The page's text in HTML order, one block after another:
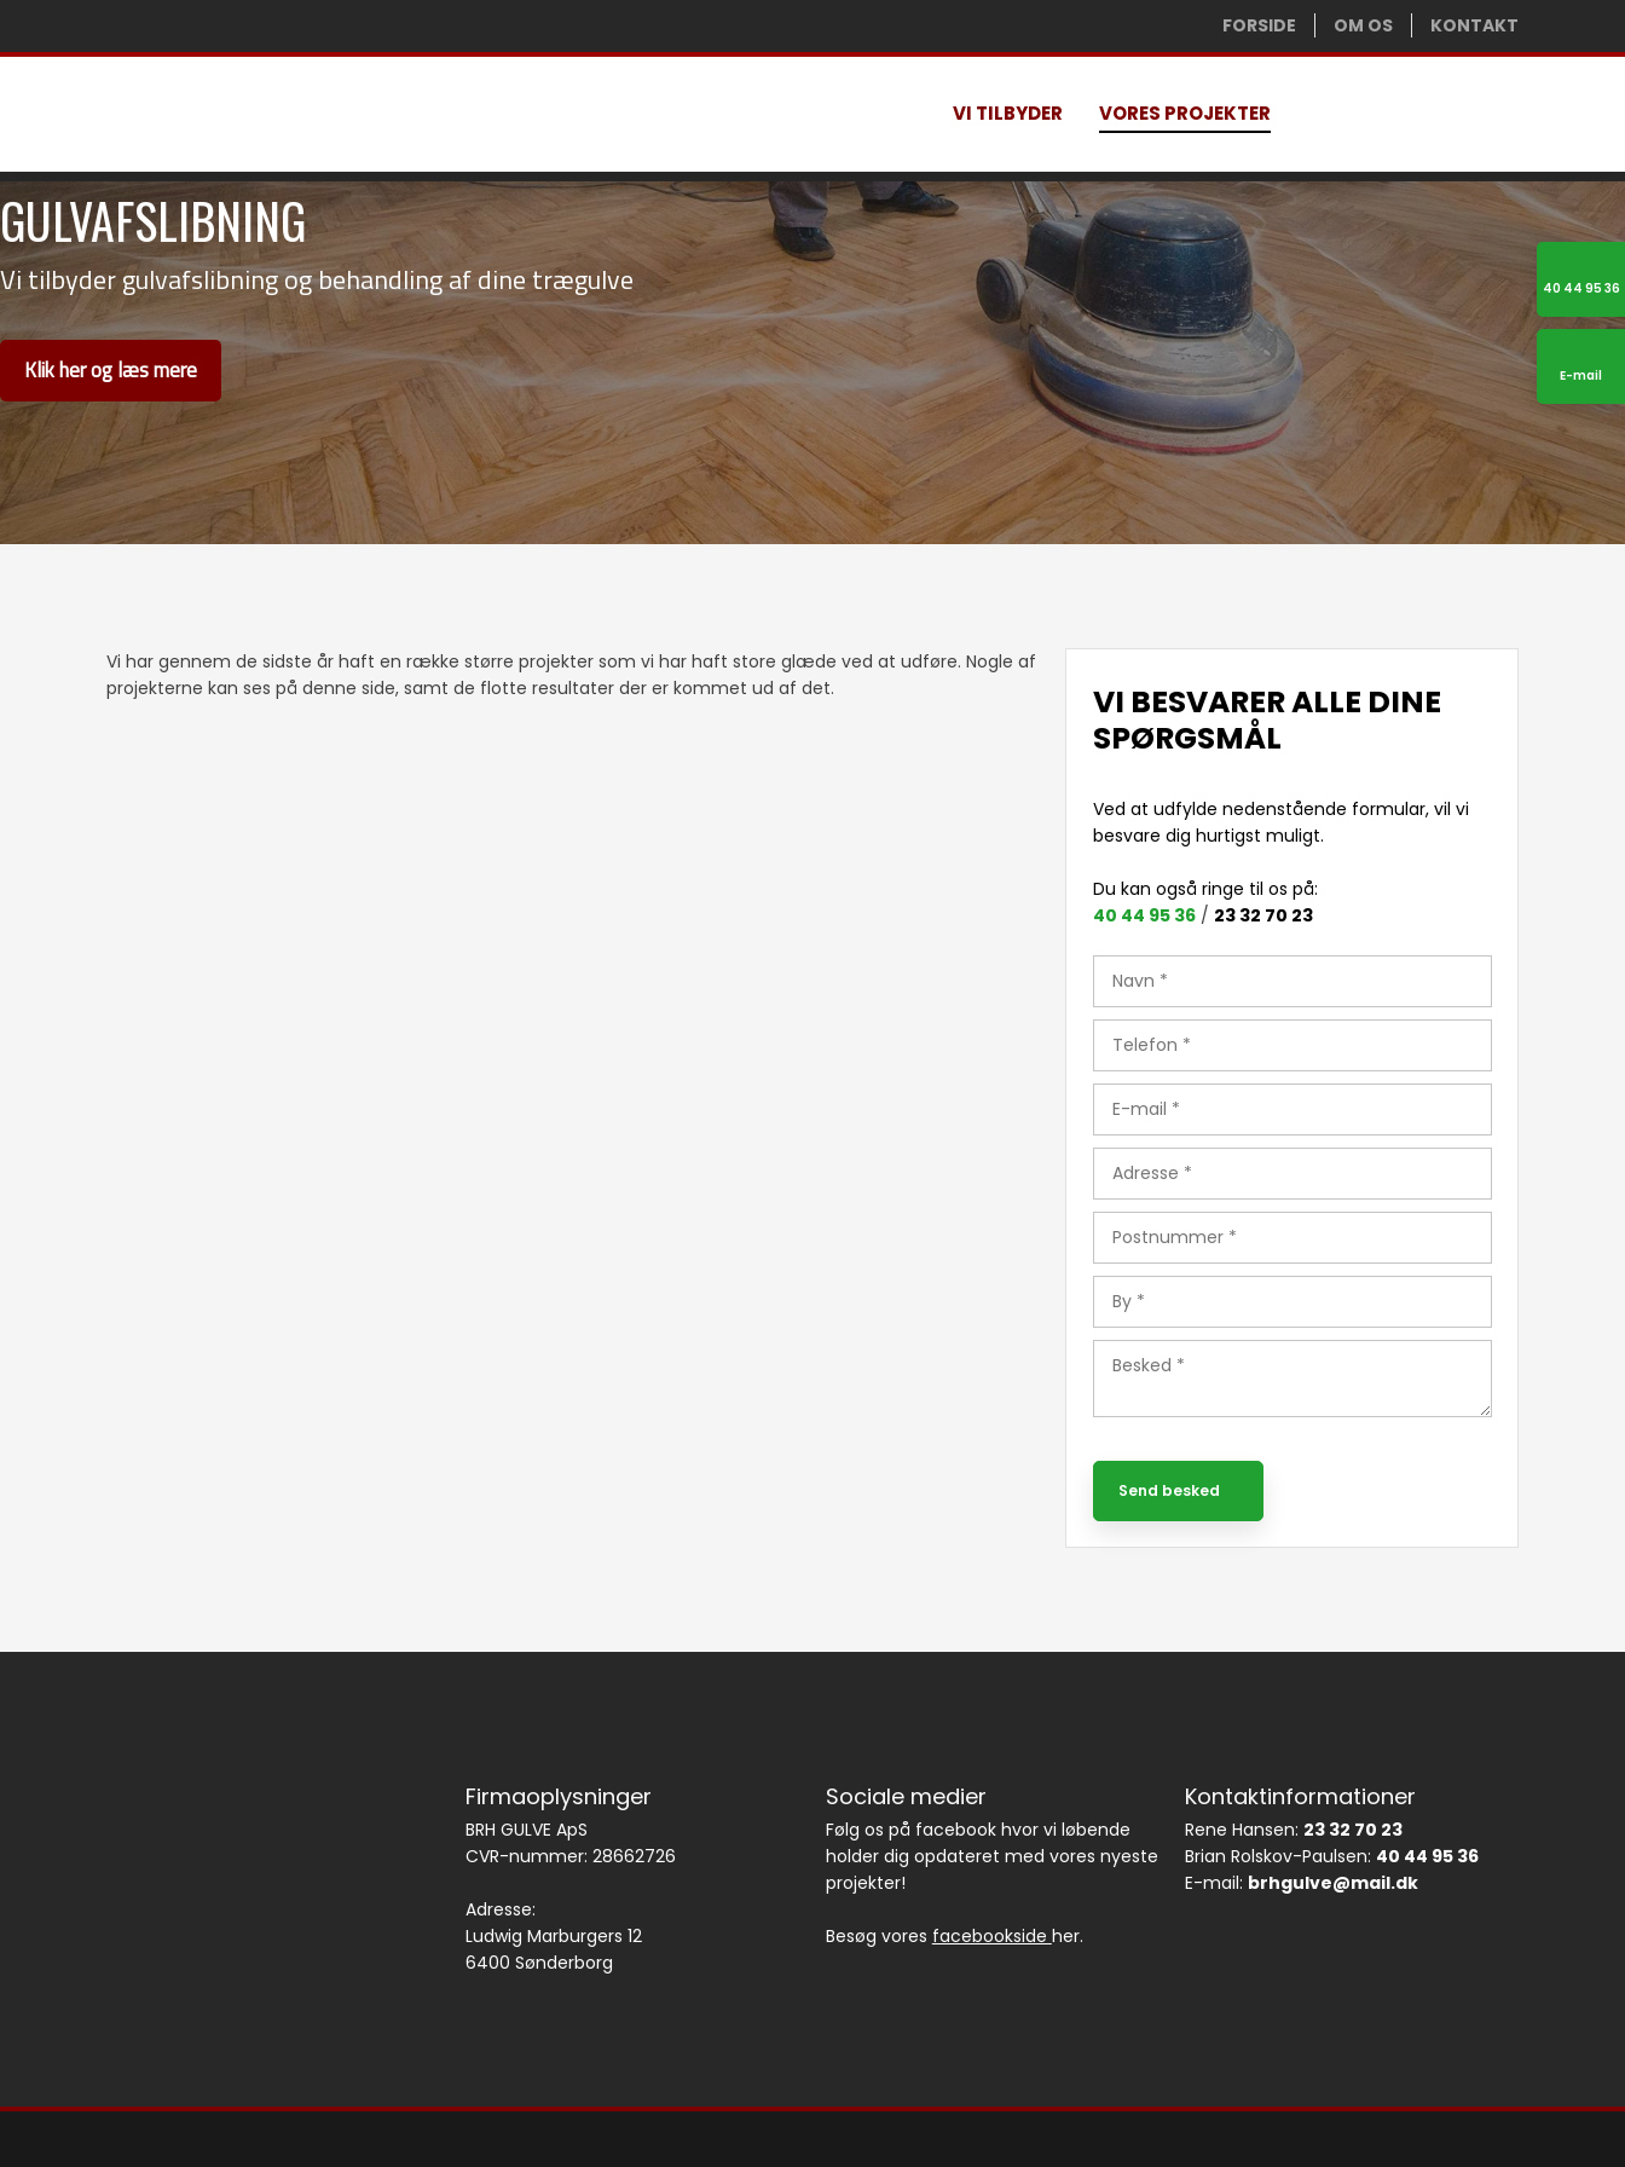
40 44 95 36
E-mail
FORSIDE OM OS KONTAKT
VI TILBYDER VORES PROJEKTER
GULVAFSLIBNING
Vi tilbyder gulvafslibning og behandling af dine trægulve
Klik her og læs mere
Vi har gennem de sidste år haft en række større projekter som vi har haft store glæde ved at udføre. Nogle af
projekterne kan ses på denne side, samt de flotte resultater der er kommet ud af det.
VI BESVARER ALLE DINE
SPØRGSMÅL
Ved at udfylde nedenstående formular, vil vi
besvare dig hurtigst muligt​.
Du kan også ringe til os på: ​
40 44 95 36/ 23 32 70 23
Firmaoplysninger
BRH GULVE ApS
CVR-nummer: 28662726
Adresse:
​Ludwig Marburgers 12
6400 Sønderborg
Sociale medier
Følg os på facebook hvor vi løbende
holder dig opdateret med vores nyeste
projekter!
Besøg vores facebookside her.
Kontaktinformationer
Rene Hansen: 23 32 70 23
Brian Rolskov-Paulsen: 40 44 95 36
E-mail: brhgulve@mail.dk